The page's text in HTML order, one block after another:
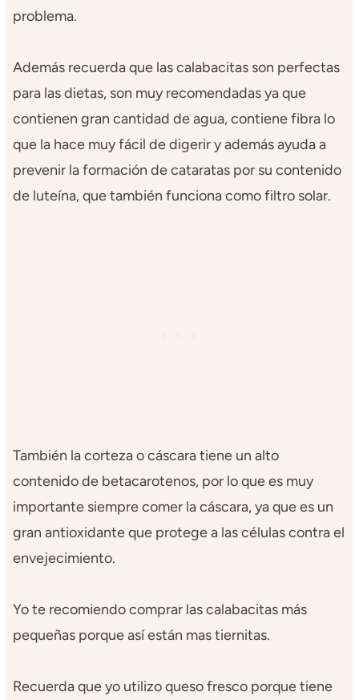
problema.
Además recuerda que las calabacitas son perfectas
para las dietas, son muy recomendadas ya que
contienen gran cantidad de agua, contiene fibra lo
que la hace muy fácil de digerir y además ayuda a
prevenir la formación de cataratas por su contenido
de luteína, que también funciona como filtro solar.
También la corteza o cáscara tiene un alto
contenido de betacarotenos, por lo que es muy
importante siempre comer la cáscara, ya que es un
gran antioxidante que protege a las células contra el
envejecimiento.
Yo te recomiendo comprar las calabacitas más
pequeñas porque así están mas tiernitas.
Recuerda que yo utilizo queso fresco porque tiene